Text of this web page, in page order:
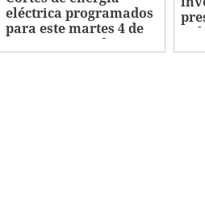
eléctrica programados
para este martes 4 de
agosto en Honduras